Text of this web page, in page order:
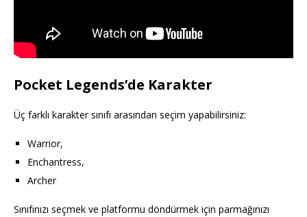
Pocket Legends’de Karakter
Üç farklı karakter sınıfı arasından seçim yapabilirsiniz:
Warrior,
Enchantress,
Archer
Sınıfınızı seçmek ve platformu döndürmek için parmağınızı